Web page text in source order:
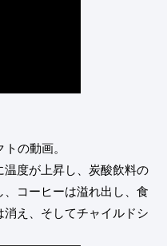
の動画。
度が上昇し、炭酸飲料の
コーヒーは溢れ出し、食
え、そしてチャイルドシ